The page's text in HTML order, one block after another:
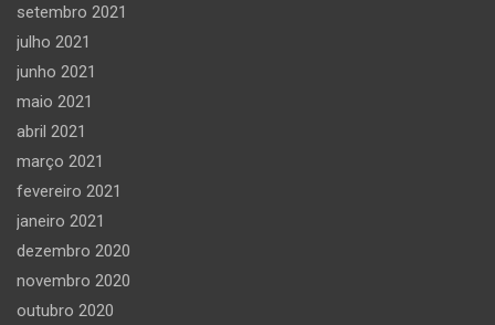
setembro 2021
julho 2021
junho 2021
maio 2021
abril 2021
março 2021
fevereiro 2021
janeiro 2021
dezembro 2020
novembro 2020
outubro 2020